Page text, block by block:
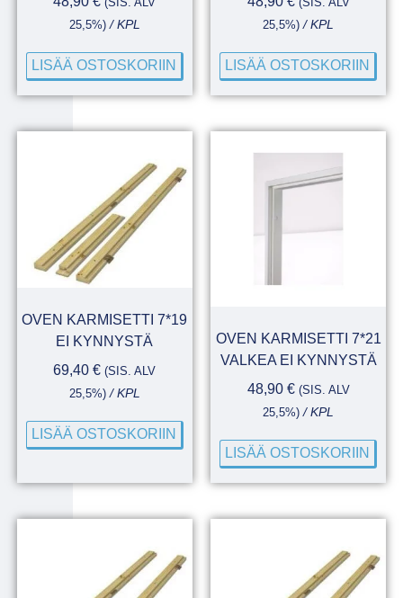
25,5%)/ KPL
LISÄÄ OSTOSKORIIN
25,5%) / KPL
LISÄÄ OSTOSKORIIN
OVEN KARMISETTI 7*19
EI KYNNYSTÄ
69,40€ (SIS. ALV
25,5%)/ KPL
LISÄÄ OSTOSKORIIN
OVEN KARMISETTI 7*21
VALKEA EI KYNNYSTÄ
48,90 € (SIS. ALV
25,5%) / KPL
LISÄÄ OSTOSKORIIN